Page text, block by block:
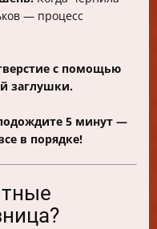
— процесс
с помощью
заглушки.
5 минут —
в порядке!